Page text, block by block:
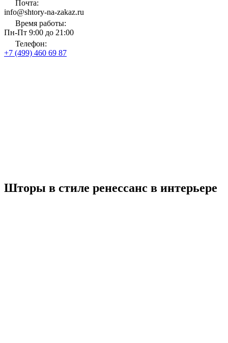
Почта:
info@shtory-na-zakaz.ru
Время работы:
Пн-Пт 9:00 до 21:00
Телефон:
+7 (499) 460 69 87
Шторы в стиле ренессанс в интерьере